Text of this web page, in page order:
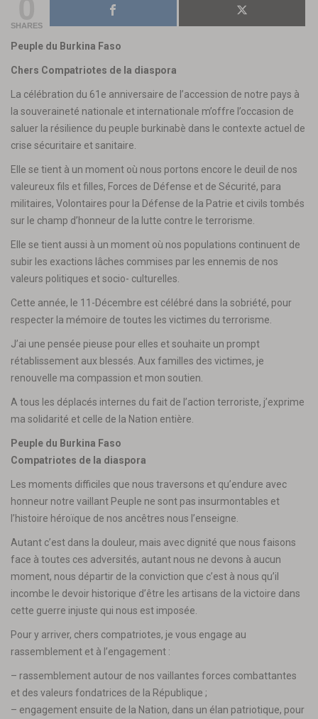
SHARES
Peuple du Burkina Faso
Chers Compatriotes de la diaspora
La célébration du 61e anniversaire de l’accession de notre pays à
la souveraineté nationale et internationale m’offre l’occasion de
saluer la résilience du peuple burkinabè dans le contexte actuel de
crise sécuritaire et sanitaire.
Elle se tient à un moment où nous portons encore le deuil de nos
valeureux fils et filles, Forces de Défense et de Sécurité, para
militaires, Volontaires pour la Défense de la Patrie et civils tombés
sur le champ d’honneur de la lutte contre le terrorisme.
Elle se tient aussi à un moment où nos populations continuent de
subir les exactions lâches commises par les ennemis de nos
valeurs politiques et socio- culturelles.
Cette année, le 11-Décembre est célébré dans la sobriété, pour
respecter la mémoire de toutes les victimes du terrorisme.
J’ai une pensée pieuse pour elles et souhaite un prompt
rétablissement aux blessés. Aux familles des victimes, je
renouvelle ma compassion et mon soutien.
A tous les déplacés internes du fait de l’action terroriste, j’exprime
ma solidarité et celle de la Nation entière.
Peuple du Burkina Faso
Compatriotes de la diaspora
Les moments difficiles que nous traversons et qu’endure avec
honneur notre vaillant Peuple ne sont pas insurmontables et
l’histoire héroïque de nos ancêtres nous l’enseigne.
Autant c’est dans la douleur, mais avec dignité que nous faisons
face à toutes ces adversités, autant nous ne devons à aucun
moment, nous départir de la conviction que c’est à nous qu’il
incombe le devoir historique d’être les artisans de la victoire dans
cette guerre injuste qui nous est imposée.
Pour y arriver, chers compatriotes, je vous engage au
rassemblement et à l’engagement :
– rassemblement autour de nos vaillantes forces combattantes
et des valeurs fondatrices de la République ;
– engagement ensuite de la Nation, dans un élan patriotique, pour